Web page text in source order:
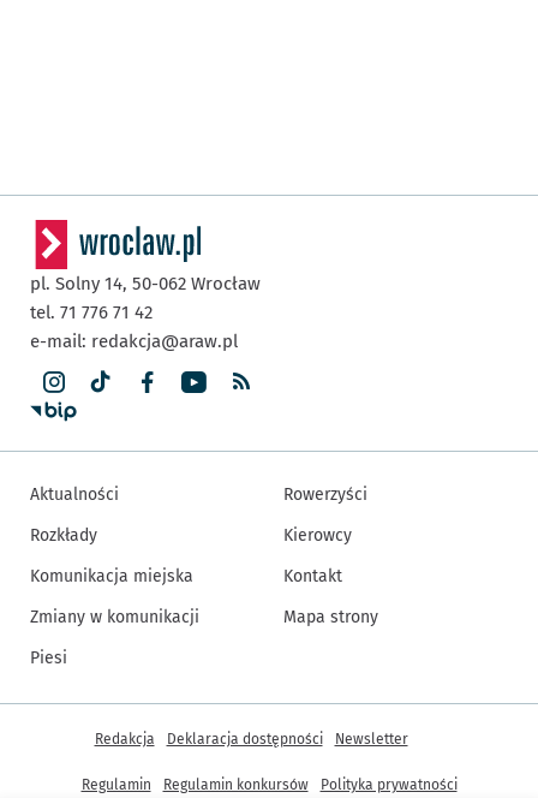
pl. Solny 14, 50-062 Wrocław
tel. 71 776 71 42
e-mail: redakcja@araw.pl
Aktualności
Rozkłady
Komunikacja miejska
Zmiany w komunikacji
Piesi
Rowerzyści
Kierowcy
Kontakt
Mapa strony
Inne informacje
Redakcja Deklaracja dostępności Newsletter
Regulamin Regulamin konkursów Polityka prywatności